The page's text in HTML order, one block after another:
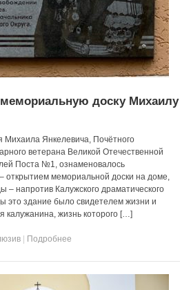
доску Михаилу
Михаила Янкелевича, Почётного
ветерана Великой Отечественной
Поста №1, ознаменовалось
открытием мемориальной доски на доме,
– напротив Калужского драматического
это здание было свидетелем жизни и
калужанина, жизнь которого […]
Подробнее